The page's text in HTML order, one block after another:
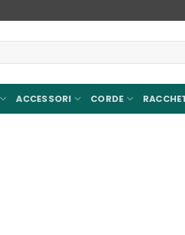
ACCESSORI CORDE